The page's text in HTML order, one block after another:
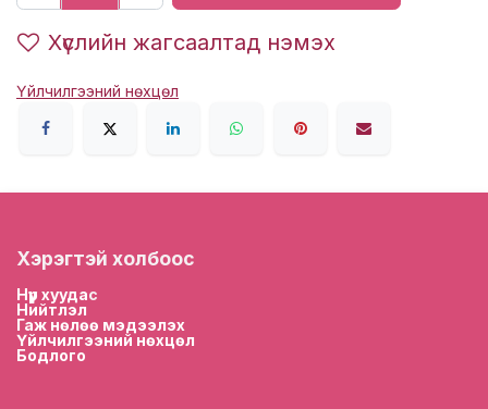
Хүслийн жагсаалтад нэмэх
Үйлчилгээний нөхцөл
Хэрэгтэй холбоос
Нүүр хуудас
Нийтлэл
Гаж нөлөө мэдээлэх
Үйлчилгээний нөхцөл
Бодлого